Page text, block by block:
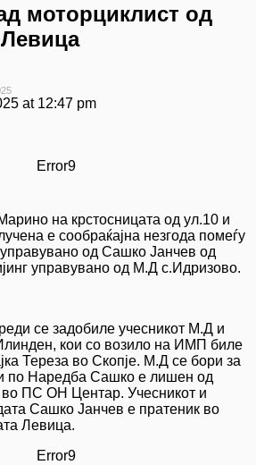
моторциклист од
at 12:47 pm
Error9
на крстосницата од ул.10 и
е сообраќајна незгода помеѓу
од Сашко Јанчев од
управувано од М.Д с.Идризово.
се задобиле учесникот М.Д и
кои со возило на ИМП биле
Тереза во Скопје. М.Д се бори за
по Наредба Сашко е лишен од
ПС ОН Центар. Учесникот и
Сашко Јанчев е пратеник во
Левица.
Error9